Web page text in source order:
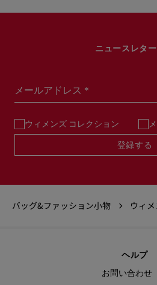
ニュースレタ
メールアドレス＊
ウィメンズ コレクション
登録する
バッグ&ファッション小物 ウィ
ヘルプ
お問い合わせ